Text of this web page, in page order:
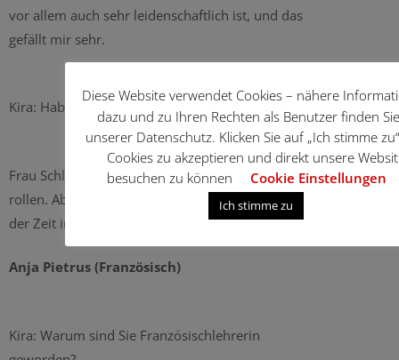
vor allem auch sehr leidenschaftlich ist, und das
gefällt mir sehr.
Kira: Haben Sie Probleme beim Sprechen?
Frau Schläfke: Mir fällt es sehr schwer, dass „r“ zu
rollen. Aber es gibt tolle Übungen, durch die ich mit
der Zeit immer besser werde.
Anja Pietrus (Französisch)
Kira: Warum sind Sie Französischlehrerin
Diese Website verwendet Cookies – nähere
dazu und zu Ihren Rechten als Benutzer finden
unserer Datenschutz. Klicken Sie auf „Ich stimme
Cookies zu akzeptieren und direkt unsere
besuchen zu können
Cookie Einstellungen
Ich stimme zu